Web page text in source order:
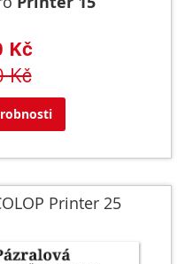
Kč
Kč
Printer 25